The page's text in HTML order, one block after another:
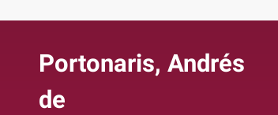
Portonaris, Andrés
de